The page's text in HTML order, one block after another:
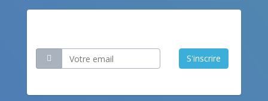
S'inscrire